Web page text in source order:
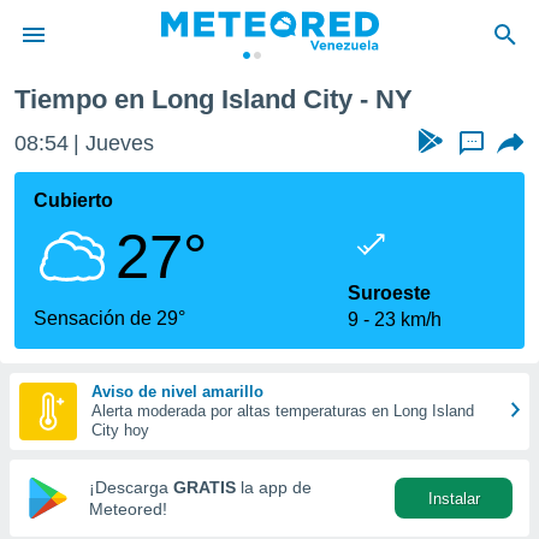
de
ha
que se
calidad.
a este
las
y
forma
digital
basada
Tiempo en Long Island City - NY
08:54 Jueves ...
Cubierto
27°
Sensación de 29°
Suroeste
9
23 km/h
Aviso de nivel amarillo
Alerta moderada por altas temperaturas en Long Island
City hoy
¡Descarga GRATIS la app de
Meteored!
Instalar